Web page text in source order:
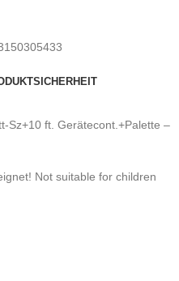
Sz+10 ft. Gerätecont.+Palette –
Not suitable for children